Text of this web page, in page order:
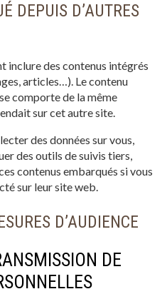
DEPUIS D’AUTRES
inclure des contenus intégrés
articles…). Le contenu
comporte de la même
sur cet autre site.
des données sur vous,
des outils de suivis tiers,
contenus embarqués si vous
sur leur site web.
D’AUDIENCE
DE